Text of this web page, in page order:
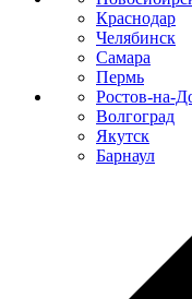
Краснодар
Челябинск
Самара
Пермь
Ростов-на-
Волгоград
Якутск
Барнаул